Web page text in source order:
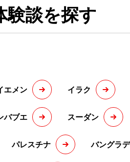
験談を探す
エメン イラク
バブエ スーダン
パレスチナ バングラ